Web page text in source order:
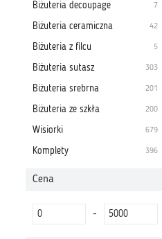
Biżuteria decoupage 7
Biżuteria ceramiczna 42
Biżuteria z filcu 5
Biżuteria sutasz 303
Biżuteria srebrna 201
Biżuteria ze szkła 200
Wisiorki 679
Komplety 396
Cena
-